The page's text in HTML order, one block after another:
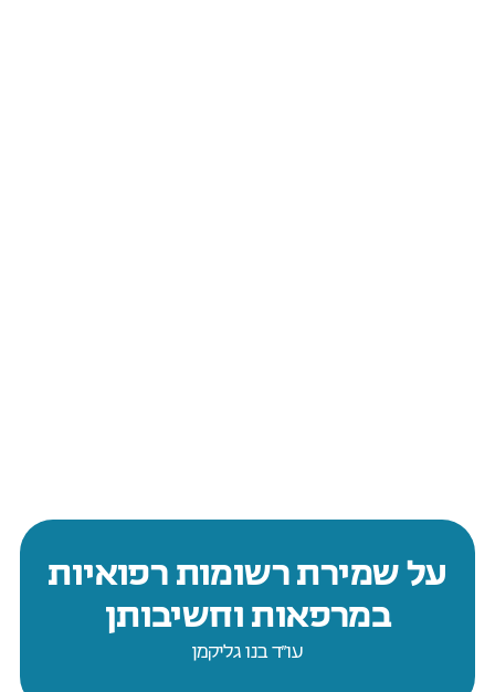
על שמירת רשומות רפואיות
במרפאות וחשיבותן
עו״ד בנו גליקמן